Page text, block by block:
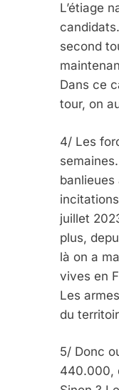
L’étiage
second
Dans ce
tour, on
4/ Les
banlieues
juillet
plus,
là on a
vives en
Les
du
5/ Donc
440.000,